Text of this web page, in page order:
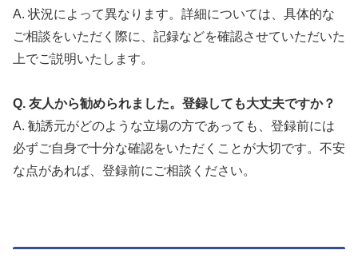
A. 状況によって異なります。詳細については、具体的な
ご相談をいただく際に、記録などを確認させていただいた
上でご説明いたします。
Q. 友人から勧められました。登録しても大丈夫ですか？
A. 勧誘元がどのような立場の方であっても、登録前には
必ずご自身で十分な確認をいただくことが大切です。不安
な点があれば、登録前にご相談ください。